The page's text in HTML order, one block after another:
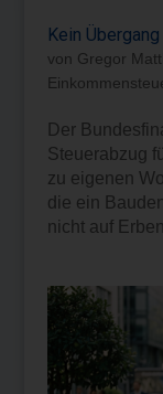
Kein
von Gregor
Der
Steuerabzug
zu eigenen
die ein
nicht auf